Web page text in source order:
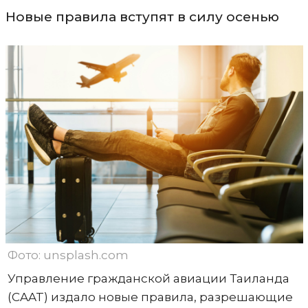
Новые правила вступят в силу осенью
Фото: unsplash.com
Управление гражданской авиации Таиланда
(CAAT) издало новые правила, разрешающие